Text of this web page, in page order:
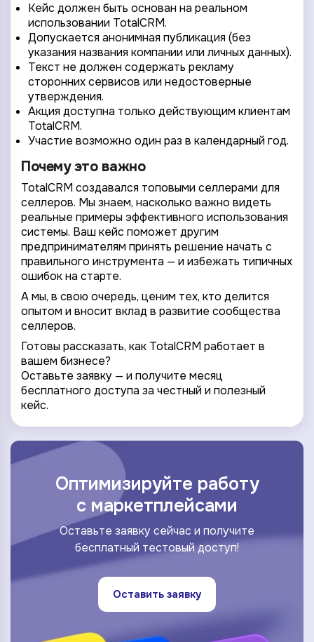
Кейс должен быть основан на реальном
использовании TotalCRM.
Допускается анонимная публикация (без
указания названия компании или личных данных).
Текст не должен содержать рекламу
сторонних сервисов или недостоверные
утверждения.
Акция доступна только действующим клиентам
TotalCRM.
Участие возможно один раз в календарный год.
Почему это важно
TotalCRM создавался топовыми селлерами для
селлеров. Мы знаем, насколько важно видеть
реальные примеры эффективного использования
системы. Ваш кейс поможет другим
предпринимателям принять решение начать с
правильного инструмента — и избежать типичных
ошибок на старте.
А мы, в свою очередь, ценим тех, кто делится
опытом и вносит вклад в развитие сообщества
селлеров.
Готовы рассказать, как TotalCRM работает в
вашем бизнесе?
Оставьте заявку — и получите месяц
бесплатного доступа за честный и полезный
кейс.
Оптимизируйте работу
c маркетплейсами
Оставьте заявку сейчас и получите
бесплатный тестовый доступ!
Оставить заявку
Подключение к
TotalCRM
Согласие на обработку ПД
Правила обработки персональных данных
Подключение к
TotalCRM
1/4
Подключение к
TotalCRM
https:// your-company .totalcrm.ru
2/4
Подключение к
TotalCRM
Wildberries
Ozon
YandexMarket
MegaMarket
Другие
3/4
Подключение к
TotalCRM
Не указывать
1 организация
до 3 огранизаций
до 5 организаций
более 5 организаций
4/4
Подключение к
TotalCRM
Не указывать
до 1 млн.
от 1 до 5 млн.
от 5 до 10 млн.
от 10 млн.
Подключение к
TotalCRM